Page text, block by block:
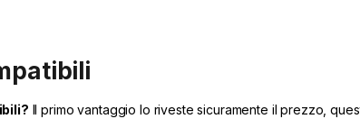
Il primo vantaggio lo riveste sicuramente il prezzo,